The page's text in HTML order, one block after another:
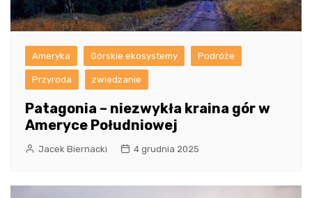
Ameryka Górskie ekosystemy Podróże
Przyroda zwiedzanie
Patagonia – niezwykła kraina gór w
Ameryce Południowej
Jacek Biernacki 4 grudnia 2025